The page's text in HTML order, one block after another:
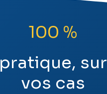
100 %
pratique, sur
vos cas